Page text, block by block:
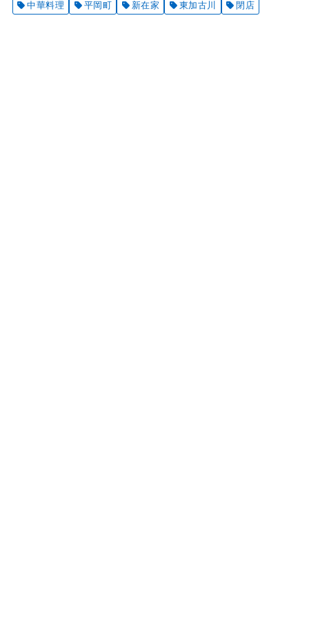
中華料理
平岡町 新在家 東加古川 閉店